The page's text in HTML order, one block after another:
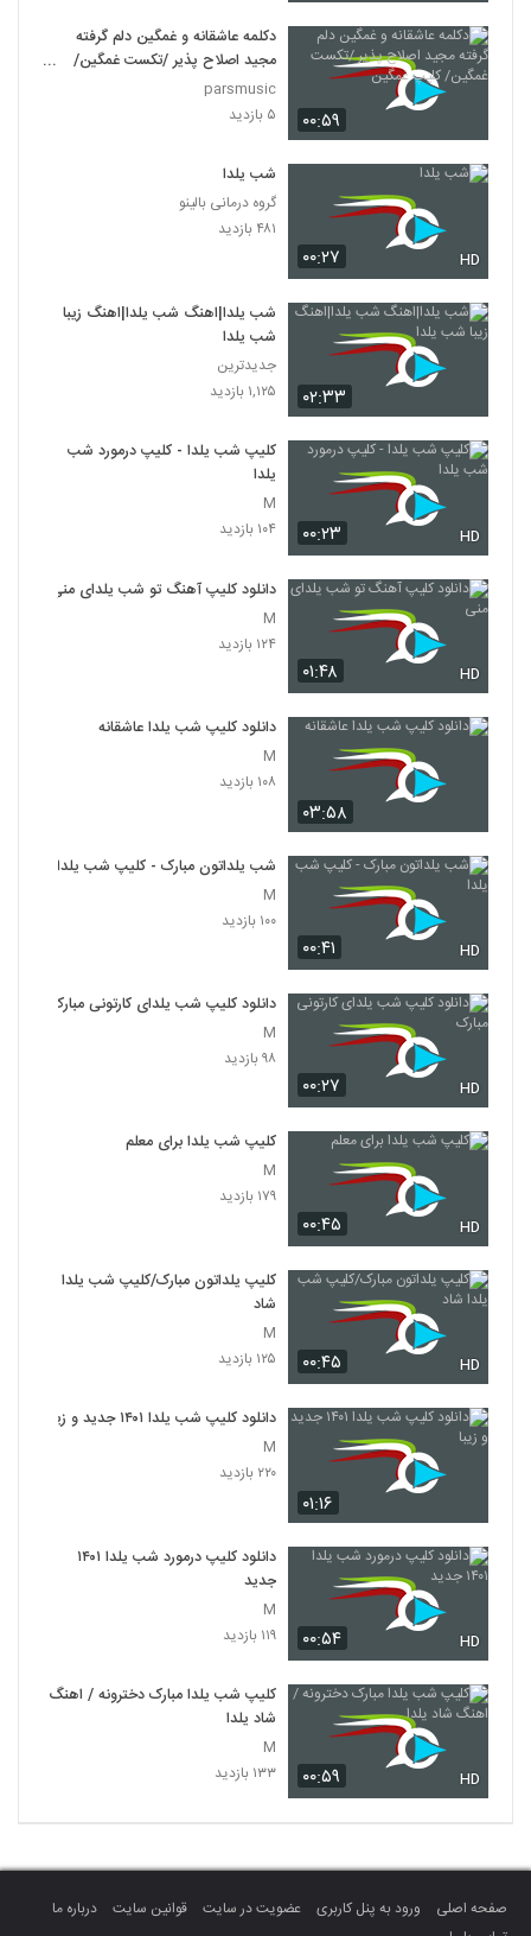
۰۰:۵۹
دکلمه عاشقانه و غمگین دلم گرفته
مجید اصلاح پذیر /تکست غمگین/
کلیپ غمگین
parsmusic
۵ بازدید
۰۰:۲۷ HD
شب یلدا
گروه درمانی بالینو
۴۸۱ بازدید
۰۲:۳۳
شب یلدا|اهنگ شب یلدا|اهنگ زیبا
شب یلدا
جدیدترین
۱,۱۲۵ بازدید
۰۰:۲۳ HD
کلیپ شب یلدا - کلیپ درمورد شب
یلدا
M
۱۰۴ بازدید
۰۱:۴۸ HD
دانلود کلیپ آهنگ تو شب یلدای منی
M
۱۲۴ بازدید
۰۳:۵۸
دانلود کلیپ شب یلدا عاشقانه
M
۱۰۸ بازدید
۰۰:۴۱ HD
شب یلداتون مبارک - کلیپ شب یلدا
M
۱۰۰ بازدید
۰۰:۲۷ HD
دانلود کلیپ شب یلدای کارتونی مبارک
M
۹۸ بازدید
۰۰:۴۵ HD
کلیپ شب یلدا برای معلم
M
۱۷۹ بازدید
۰۰:۴۵ HD
کلیپ یلداتون مبارک/کلیپ شب یلدا
شاد
M
۱۲۵ بازدید
۰۱:۱۶
دانلود کلیپ شب یلدا ۱۴۰۱ جدید و زیبا
M
۲۲۰ بازدید
۰۰:۵۴ HD
دانلود کلیپ درمورد شب یلدا ۱۴۰۱
جدید
M
۱۱۹ بازدید
۰۰:۵۹ HD
کلیپ شب یلدا مبارک دخترونه / اهنگ
شاد یلدا
M
۱۳۳ بازدید
صفحه اصلی ورود به پنل کاربری عضویت در سایت قوانین سایت
درباره ما